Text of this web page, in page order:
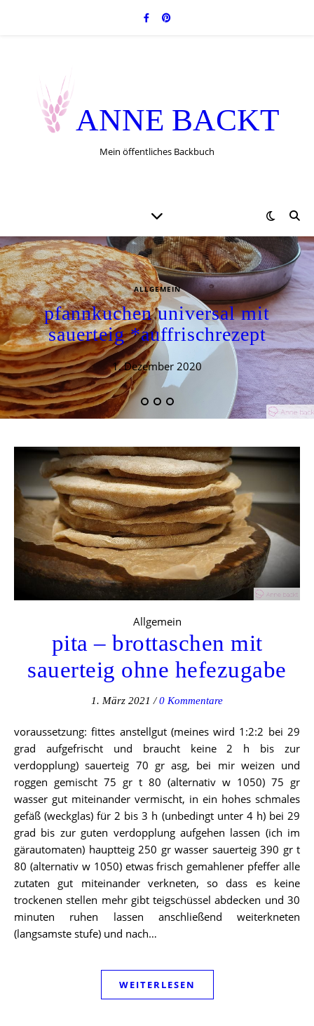
ANNE BACKT
Mein öffentliches Backbuch
ALLGEMEIN
pfannkuchen universal mit
sauerteig *auffrischrezept
1. Dezember 2020
Allgemein
pita – brottaschen mit
sauerteig ohne hefezugabe
1. März 2021 / 0 Kommentare
voraussetzung: fittes anstellgut (meines wird 1:2:2 bei 29
grad aufgefrischt und braucht keine 2 h bis zur
verdopplung) sauerteig 70 gr asg, bei mir weizen und
roggen gemischt 75 gr t 80 (alternativ w 1050) 75 gr
wasser gut miteinander vermischt, in ein hohes schmales
gefäß (weckglas) für 2 bis 3 h (unbedingt unter 4 h) bei 29
grad bis zur guten verdopplung aufgehen lassen (ich im
gärautomaten) hauptteig 250 gr wasser sauerteig 390 gr t
80 (alternativ w 1050) etwas frisch gemahlener pfeffer alle
zutaten gut miteinander verkneten, so dass es keine
trockenen stellen mehr gibt teigschüssel abdecken und 30
minuten ruhen lassen anschließend weiterkneten
(langsamste stufe) und nach…
WEITERLESEN